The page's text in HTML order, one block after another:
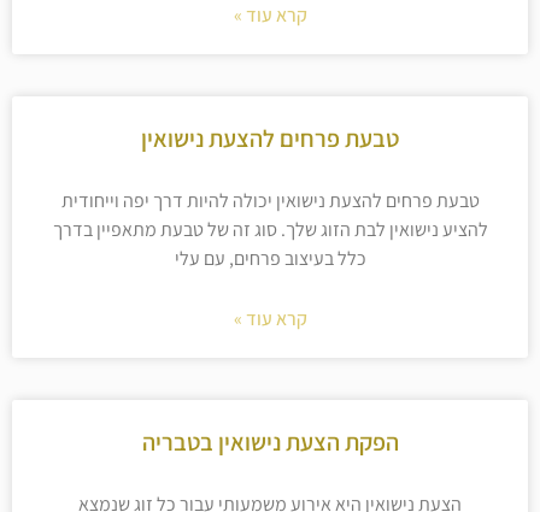
קרא עוד »
טבעת פרחים להצעת נישואין
טבעת פרחים להצעת נישואין יכולה להיות דרך יפה וייחודית
להציע נישואין לבת הזוג שלך. סוג זה של טבעת מתאפיין בדרך
כלל בעיצוב פרחים, עם עלי
קרא עוד »
הפקת הצעת נישואין בטבריה
הצעת נישואין היא אירוע משמעותי עבור כל זוג שנמצא